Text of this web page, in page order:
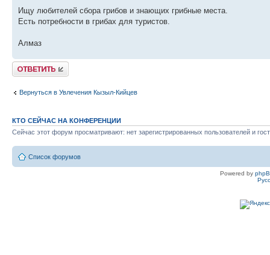
Ищу любителей сбора грибов и знающих грибные места.
Есть потребности в грибах для туристов.
Алмаз
Ответить
Вернуться в Увлечения Кызыл-Кийцев
КТО СЕЙЧАС НА КОНФЕРЕНЦИИ
Сейчас этот форум просматривают: нет зарегистрированных пользователей и
Список форумов
Powered by